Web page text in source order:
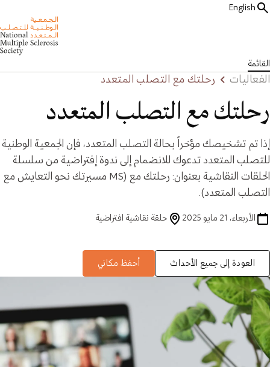
English
القائمة
الفعاليات رحلتك مع التصلب المتعدد
رحلتك مع التصلب المتعدد
إذا ﺗﻢ ﺗﺸﺨﻴﺼﻚ ﻣﺆﺧﺮاً بحالة اﻟﺘﺼﻠﺐ اﻟﻤﺘﻌﺪد، ﻓﺈن اﻟﺠﻤﻌﻴﺔ اﻟﻮﻃﻨﻴﺔ
ﻟﻠﺘﺼﻠﺐ اﻟﻤﺘﻌﺪد ﺗﺪﻋﻮك ﻟﻼﻧﻀﻤﺎم إﱃ ﻧﺪوة إﻓﺘﺮاﺿﻴﺔ ﻣﻦ ﺳﻠﺴﻠﺔ
اﻟﺤﻠﻘﺎت اﻟﻨﻘﺎﺷﻴﺔ ﺑﻌﻨﻮان: رﺣﻠﺘﻚ ﻣﻊ (MS ﻣﺴﻴﺮﺗﻚ ﻧﺤﻮ اﻟﺘﻌﺎﻳﺶ ﻣﻊ
اﻟﺘﺼﻠﺐ اﻟﻤﺘﻌﺪد).
الأربعاء، 21 مايو 2025 حلقة نقاشية افتراضية
العودة إلى جميع الأحداث أحفظ مكاني